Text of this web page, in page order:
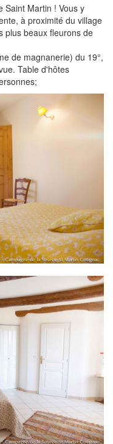
Saint Martin ! Vous y
à proximité du village
plus beaux fleurons de
de magnanerie) du 19°,
Table d'hôtes